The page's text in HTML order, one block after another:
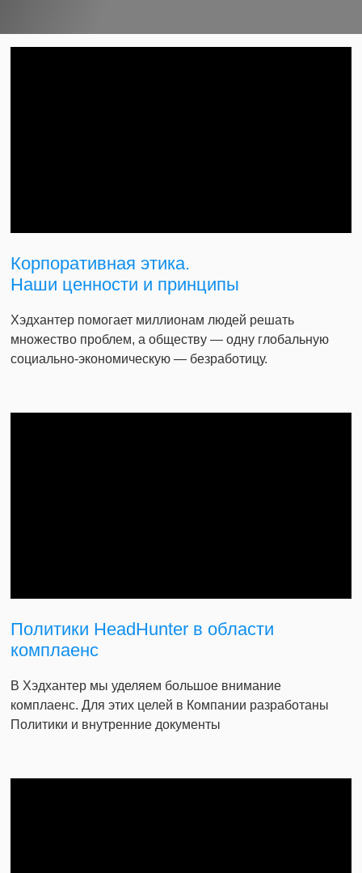
Корпоративная этика.
Наши ценности и принципы
Хэдхантер помогает миллионам людей решать
множество проблем, а обществу — одну глобальную
социально-экономическую — безработицу.
Политики HeadHunter в области
комплаенс
В Хэдхантер мы уделяем большое внимание
комплаенс. Для этих целей в Компании разработаны
Политики и внутренние документы